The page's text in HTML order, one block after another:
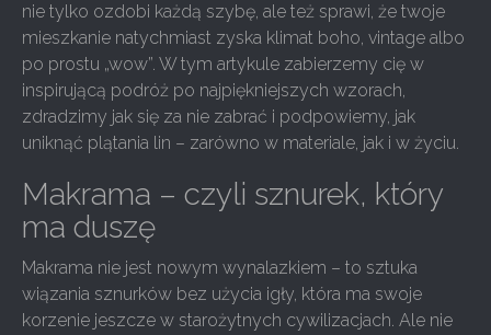
nie tylko ozdobi każdą szybę, ale też sprawi, że twoje
mieszkanie natychmiast zyska klimat boho, vintage albo
po prostu „wow”. W tym artykule zabierzemy cię w
inspirującą podróż po najpiękniejszych wzorach,
zdradzimy jak się za nie zabrać i podpowiemy, jak
uniknąć plątania lin – zarówno w materiale, jak i w życiu.
Makrama – czyli sznurek, który
ma duszę
Makrama nie jest nowym wynalazkiem – to sztuka
wiązania sznurków bez użycia igły, która ma swoje
korzenie jeszcze w starożytnych cywilizacjach. Ale nie